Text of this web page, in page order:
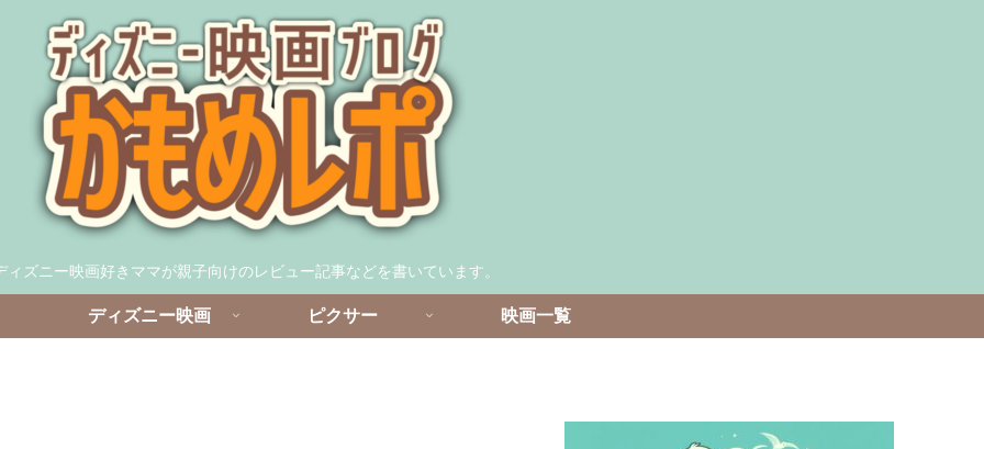
ィズニー映画好きママが親子向けのレビュー記事などを書いています。
ディズニー映画 ピクサー 映画一覧